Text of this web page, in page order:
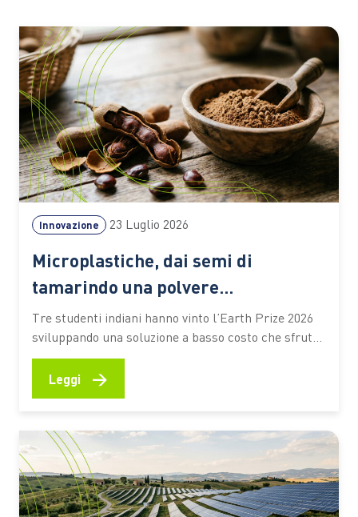
Innovazione 23 Luglio 2026
Microplastiche, dai semi di
tamarindo una polvere
biodegradabile che depura l’acqua
senza elettricità
Tre studenti indiani hanno vinto l’Earth Prize 2026
sviluppando una soluzione a basso costo che sfrutta
materiali naturali e particelle magnetiche per
catturare gli inquinanti. Un’idea che potrebbe
ampliare l’accesso alle tecnologie di trattamento
tamarindo, una polvere biodegradabile e un
sistema…
Leggi →